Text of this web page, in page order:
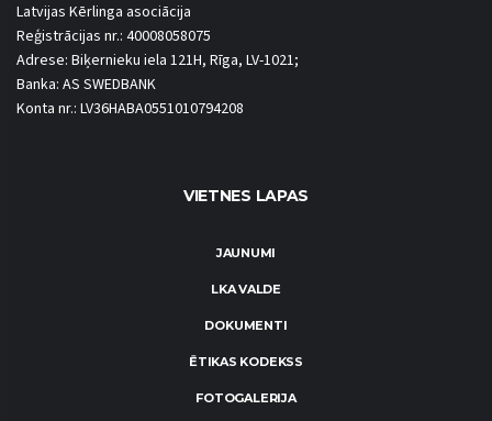
Latvijas Kērlinga asociācija
Reģistrācijas nr.: 40008058075
Adrese: Biķernieku iela 121H, Rīga, LV-1021;
Banka: AS SWEDBANK
Konta nr.: LV36HABA0551010794208
VIETNES LAPAS
JAUNUMI
LKA VALDE
DOKUMENTI
ĒTIKAS KODEKSS
FOTOGALERIJA